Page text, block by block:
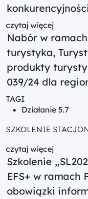
konkurencyjności
czytaj więcej
Nabór w
turystyka,
produkty
039/24 dla
TAGI
Działanie 5.7
SZKOLENIE
czytaj więcej
Szkolenie
EFS+ w ramach
obowiązki